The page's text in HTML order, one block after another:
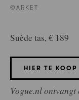
©ARKET
Suède tas, € 189
HIER TE KOOP
Vogue.nl ontvangt